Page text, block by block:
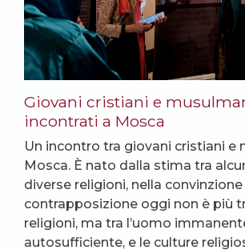
Giovani cristiani e
incontrati a Mosca
Un incontro tra giovani cristiani e
Mosca. È nato dalla stima tra
diverse religioni, nella convinzione
contrapposizione oggi non è più
religioni, ma tra l’uomo
autosufficiente, e le culture